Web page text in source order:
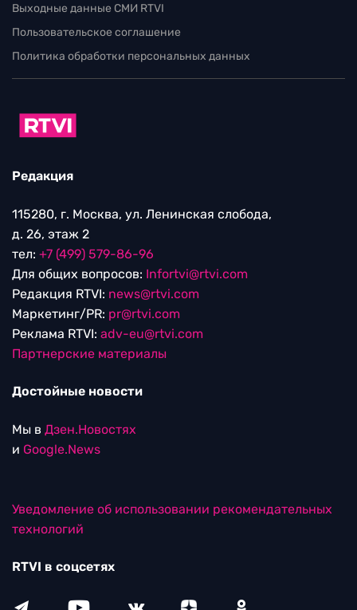
Выходные данные СМИ RTVI
Пользовательское соглашение
Политика обработки персональных данных
Редакция
115280, г. Москва, ул. Ленинская слобода,
д. 26, этаж 2
тел: +7 (499) 579-86-96
Для общих вопросов: Infortvi@rtvi.com
Редакция RTVI: news@rtvi.com
Маркетинг/PR: pr@rtvi.com
Реклама RTVI: adv-eu@rtvi.com
Партнерские материалы
Достойные новости
Мы в Дзен.Новостях
и Google.News
Уведомление об использовании рекомендательных
технологий
RTVI в соцсетях